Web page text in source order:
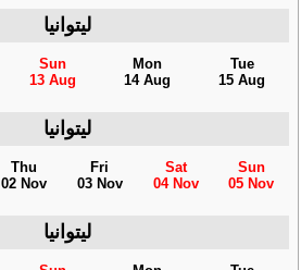
ليتوانيا
Sun
13 Aug
Mon
14 Aug
Tue
15 Aug
ليتوانيا
Thu
02 Nov
Fri
03 Nov
Sat
04 Nov
Sun
05 Nov
ليتوانيا